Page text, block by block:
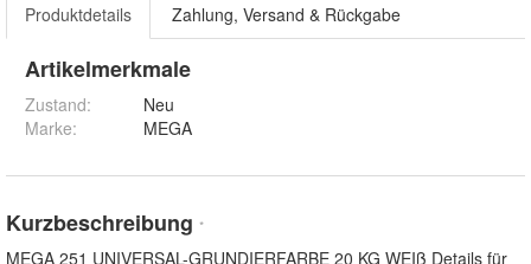
Produktdetails Zahlung, Versand & Rückgabe
Artikelmerkmale
Zustand:
Neu
Marke:
MEGA
Kurzbeschreibung *
MEGA 251 UNIVERSAL-GRUNDIERFARBE 20 KG WEIß Details für